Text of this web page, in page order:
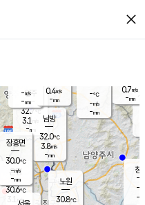
close
양주
32.7℃
3.1
-mm
-℃
-m/s
-mm
창
-
-m/
0.7m/s
-mm
은평
30.6℃
3.1 m/s
노원
30.8℃
남방
32.0℃
3.8m/s
-mm
장흥면
30.0℃
-m/s
-mm
-m/s
-mm
0.4m/s
-mm